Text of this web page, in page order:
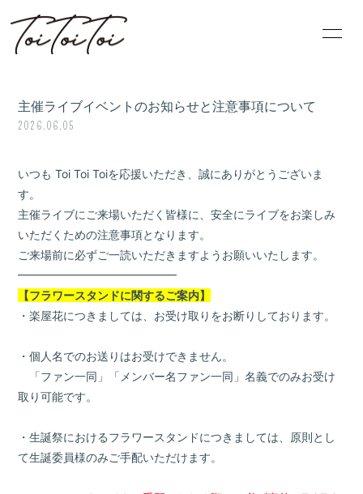
INFORMATION
DISCOGRAPHY
BLOG
VIDEO
MOVIE
主催ライブイベントのお知らせと注意事項について
2026.06.05
いつも Toi Toi Toiを応援いただき、誠にありがとうございま
す。
主催ライブにご来場いただく皆様に、安全にライブをお楽しみ
いただくための注意事項となります。
ご来場前に必ずご一読いただきますようお願いいたします。
━━━━━━━━━━━━━━
【フラワースタンドに関するご案内】
・楽屋花につきましては、お受け取りをお断りしております。
・個人名でのお送りはお受けできません。
「ファン一同」「メンバー名ファン一同」名義でのみお受け
取り可能です。
・生誕祭におけるフラワースタンドにつきましては、原則とし
て生誕委員様のみご手配いただけます。